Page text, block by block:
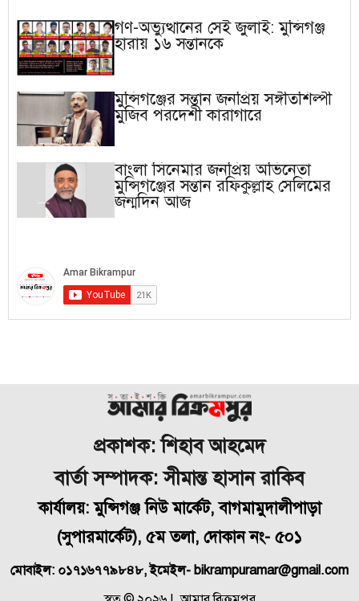
গণ-অভ্যুত্থানের সেই জুলাই: মুন্সিগঞ্জ
হারায় ১৬ সন্তানকে
মুন্সিগঞ্জের সন্তান জনপ্রিয় সঙ্গীতশিল্পী
মুজিব পরদেশী কারাগারে
বাংলা সিনেমার জনপ্রিয় অভিনেতা
মুন্সিগঞ্জের সন্তান রফিকুল্লাহ সেলিমের
জন্মদিন আজ
প্রকাশক: শিহাব আহমেদ
বার্তা সম্পাদক: সীমান্ত হাসান রাকিব
কার্যালয়: মুন্সিগঞ্জ নিউ মার্কেট, বাগমামুদালীপাড়া
(সুপারমার্কেট), ৫ম তলা, দোকান নং- ৫০১
মোবাইল: ০১৭১৬৭৭৯৮৪৮, ইমেইল- bikrampuramar@gmail.com